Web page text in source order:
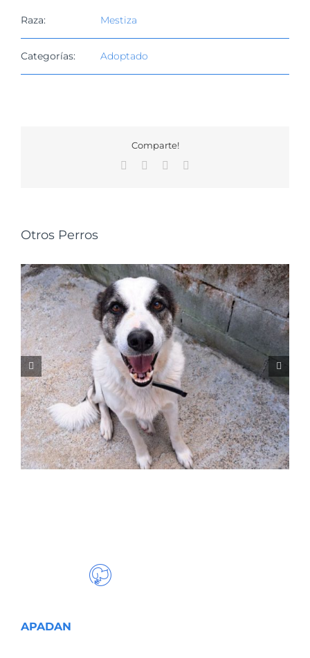
Raza: Mestiza
Categorías: Adoptado
Comparte!
Facebook WhatsApp
Otros Perros
NALA
APADAN